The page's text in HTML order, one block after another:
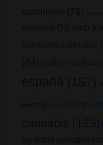
catalunya (76) cañamo
cannabis (53) club
consumo cannabis
(84) cultivo
españa (157)
investigacion cientifica
cannabis (129)
ley sobre cannabis